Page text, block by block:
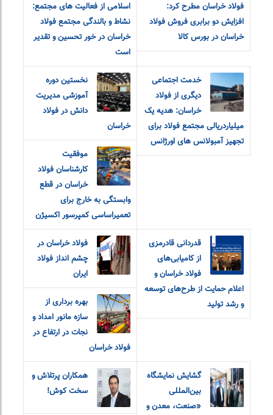
فولاد خراسان مطرح کرد:
افزایش دو برابری فروش فولاد
خراسان در بورس کالا
اسلامی از فعالیت های مجتمع:
نشاط و بالندگی مجتمع فولاد
خراسان در خور تحسین و تقدیر
است
خدمت اجتماعی
دیگری از فولاد
خراسان: هدیه یک
میلیاردریالی مجتمع فولاد برای
تجهیز آمبولانس های اورژانس
نخستین دوره
آموزشی مدیریت
دانش در فولاد
خراسان
موفقیت
کارشناسان فولاد
خراسان در قطع
وابستگی به خارج برای
تعمیراساسی کمپرسور اکسیژن
قدردانی قادرمزی
از کامیابی‌های
فولاد خراسان و
اعلام حمایت از طرح‌های توسعه
و رشد تولید
فولاد خراسان در
چشم انداز فولاد
ایران
بهره برداری از
سازه مانور امداد و
نجات در ارتفاع در
فولاد خراسان
گشایش نمایشگاه
بین‌المللی
«صنعت، معدن و
همکاران پرتلاش و
سخت کوش!